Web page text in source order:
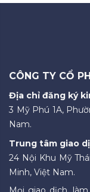
CÔNG TY CỔ
Địa chỉ đăng ký
3 Mỹ Phú 1A,
Nam.
Trung tâm giao
24 Nội Khu Mỹ
Minh, Việt Nam.